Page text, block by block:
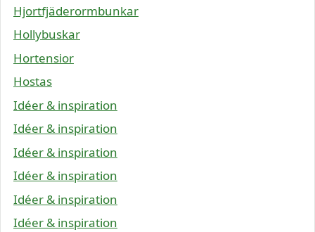
Hjortfjäderormbunkar
Hollybuskar
Hortensior
Hostas
Idéer & inspiration
Idéer & inspiration
Idéer & inspiration
Idéer & inspiration
Idéer & inspiration
Idéer & inspiration